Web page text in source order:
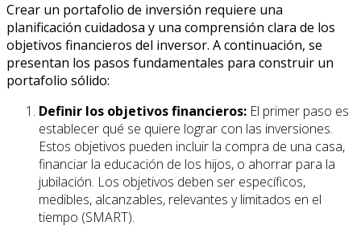
Crear un portafolio de inversión requiere una
planificación cuidadosa y una comprensión clara de los
objetivos financieros del inversor. A continuación, se
presentan los pasos fundamentales para construir un
portafolio sólido:
Definir los objetivos financieros: El primer paso es
establecer qué se quiere lograr con las inversiones.
Estos objetivos pueden incluir la compra de una casa,
financiar la educación de los hijos, o ahorrar para la
jubilación. Los objetivos deben ser específicos,
medibles, alcanzables, relevantes y limitados en el
tiempo (SMART).